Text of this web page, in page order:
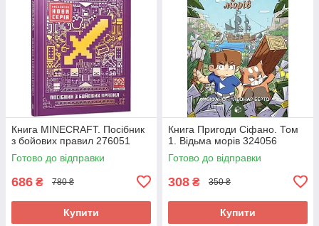
Книга MINECRAFT. Посібник
з бойових правил 276051
Готово до відправки
686 ₴ 780 ₴
Купити
Книга Пригоди Сіфано. Том
1. Відьма морів 324056
Готово до відправки
308 ₴ 350 ₴
Купити